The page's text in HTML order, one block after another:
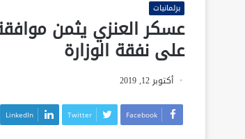
برلمانيات
عسكر العنزي يثمن
على نفقة الوزارة
أكتوبر 12, 2019
Facebook
Twitter
LinkedIn